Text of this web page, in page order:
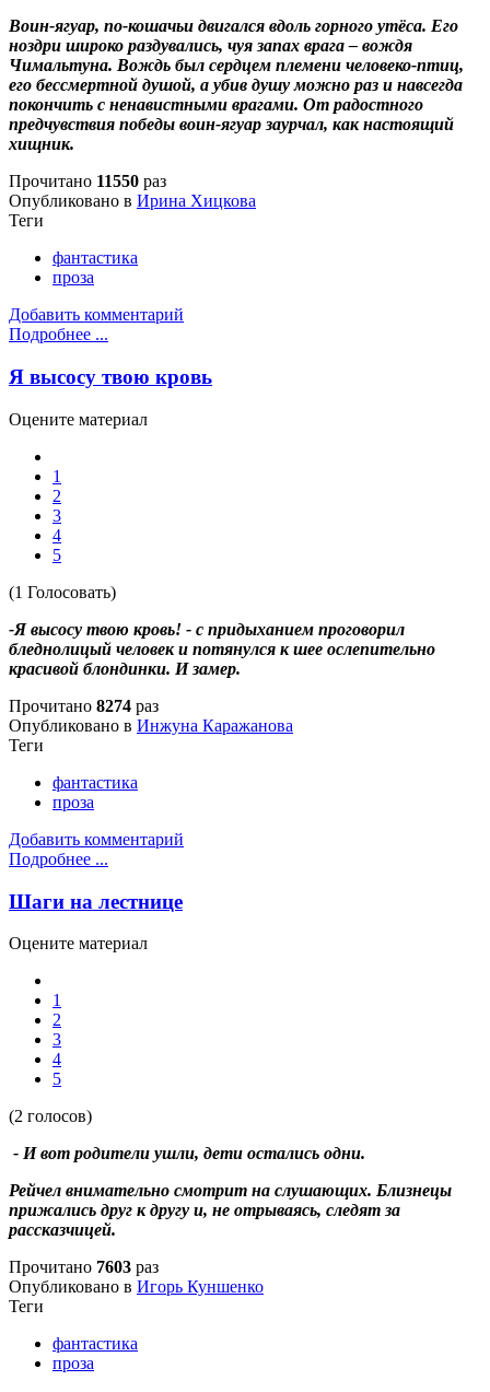
Воин-ягуар, по-кошачьи двигался вдоль горного утёса. Его
ноздри широко раздувались, чуя запах врага – вождя
Чимальтуна. Вождь был сердцем племени человеко-птиц,
его бессмертной душой, а убив душу можно раз и навсегда
покончить с ненавистными врагами. От радостного
предчувствия победы воин-ягуар заурчал, как настоящий
хищник.
Прочитано 11550 раз
Опубликовано в Ирина Хицкова
Теги
фантастика
проза
Добавить комментарий
Подробнее ...
Я высосу твою кровь
Оцените материал
1
2
3
4
5
(1 Голосовать)
-Я высосу твою кровь! - с придыханием проговорил
бледнолицый человек и потянулся к шее ослепительно
красивой блондинки. И замер.
Прочитано 8274 раз
Опубликовано в Инжуна Каражанова
Теги
фантастика
проза
Добавить комментарий
Подробнее ...
Шаги на лестнице
Оцените материал
1
2
3
4
5
(2 голосов)
- И вот родители ушли, дети остались одни.
Рейчел внимательно смотрит на слушающих. Близнецы
прижались друг к другу и, не отрываясь, следят за
рассказчицей.
Прочитано 7603 раз
Опубликовано в Игорь Куншенко
Теги
фантастика
проза